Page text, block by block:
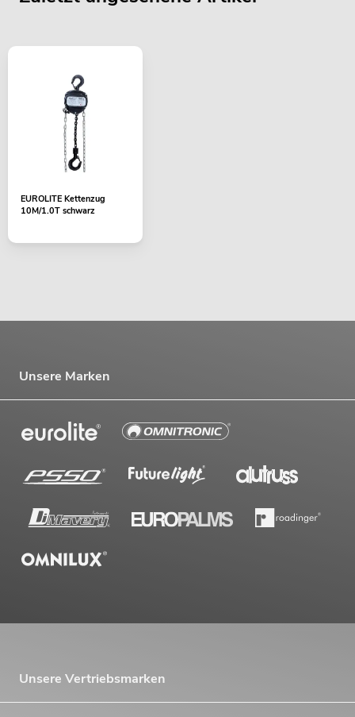
EUROLITE Kettenzug
10M/1.0T schwarz
Unsere Marken
Unsere Vertriebsmarken